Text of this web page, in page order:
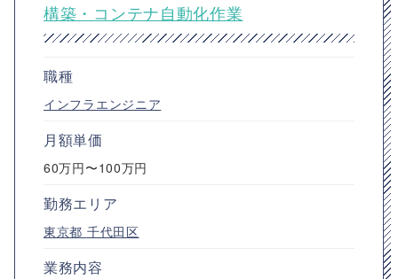
構築・コンテナ自動化作業
職種
インフラエンジニア
月額単価
60万円〜100万円
勤務エリア
東京都 千代田区
業務内容